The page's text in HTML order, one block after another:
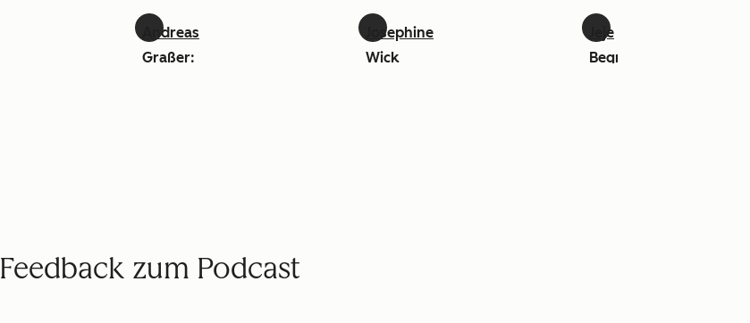
Andreas
Graßer:
Josephine
Wick
Jeje
Begraoui:
Feedback zum Podcast